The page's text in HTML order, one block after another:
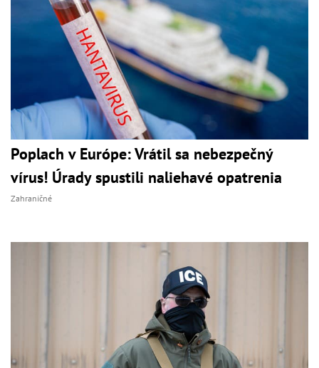
Poplach v Európe: Vrátil sa nebezpečný
vírus! Úrady spustili naliehavé opatrenia
Zahraničné